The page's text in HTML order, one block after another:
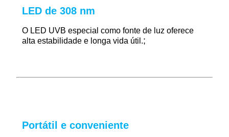
LED de 308 nm
O LED UVB especial como fonte de luz oferece
alta estabilidade e longa vida útil.;
Portátil e conveniente